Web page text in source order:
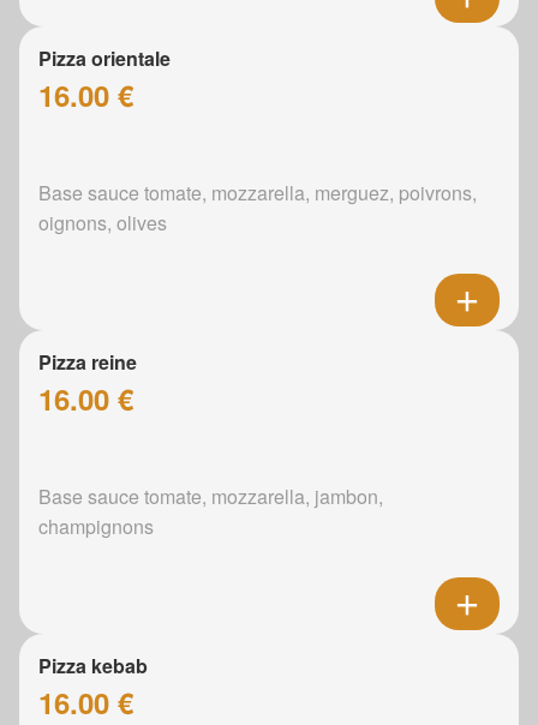
Pizza orientale
16.00 €
Base sauce tomate, mozzarella, merguez, poivrons,
oignons, olives
Pizza reine
16.00 €
Base sauce tomate, mozzarella, jambon,
champignons
Pizza kebab
16.00 €